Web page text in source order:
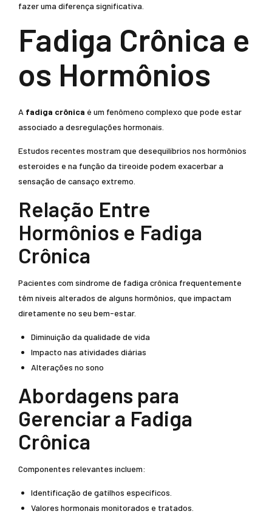
fazer uma diferença significativa.
Fadiga Crônica e
os Hormônios
A fadiga crônica é um fenômeno complexo que pode estar
associado a desregulações hormonais.
Estudos recentes mostram que desequilíbrios nos hormônios
esteroides e na função da tireoide podem exacerbar a
sensação de cansaço extremo.
Relação Entre
Hormônios e Fadiga
Crônica
Pacientes com síndrome de fadiga crônica frequentemente
têm níveis alterados de alguns hormônios, que impactam
diretamente no seu bem-estar.
Diminuição da qualidade de vida
Impacto nas atividades diárias
Alterações no sono
Abordagens para
Gerenciar a Fadiga
Crônica
Componentes relevantes incluem:
Identificação de gatilhos específicos.
Valores hormonais monitorados e tratados.